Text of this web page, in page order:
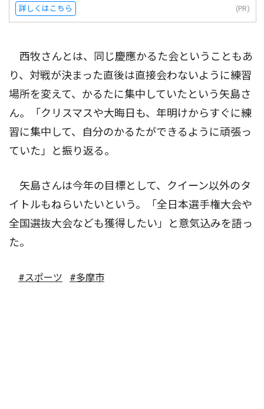
詳しくはこちら (PR)
西牧さんとは、同じ慶應かるた会ということもあ
り、対戦が決まった直後は直接会わないように練習
場所を変えて、かるたに集中していたという矢島さ
ん。「クリスマスや大晦日も、年明けからすぐに練
習に集中して、自分のかるたができるように頑張っ
ていた」と振り返る。
矢島さんは今年の目標として、クイーン以外のタ
イトルもねらいたいという。「全日本選手権大会や
全国選抜大会なども獲得したい」と意気込みを語っ
た。
#スポーツ #多摩市